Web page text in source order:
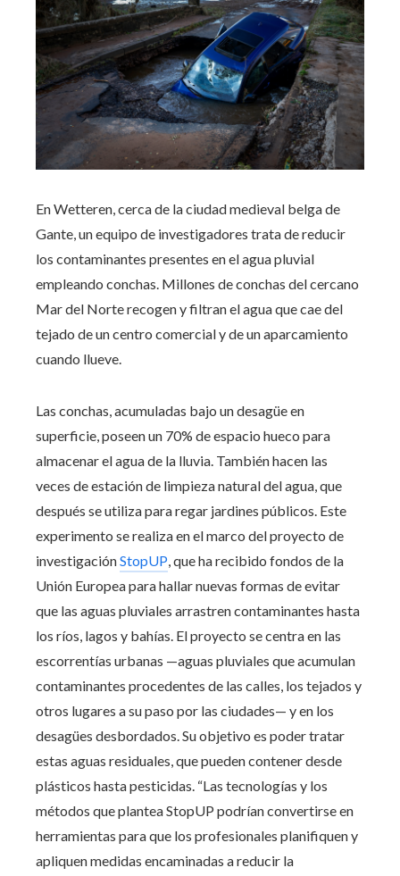
En Wetteren, cerca de la ciudad medieval belga de
Gante, un equipo de investigadores trata de reducir
los contaminantes presentes en el agua pluvial
empleando conchas. Millones de conchas del cercano
Mar del Norte recogen y filtran el agua que cae del
tejado de un centro comercial y de un aparcamiento
cuando llueve.
Las conchas, acumuladas bajo un desagüe en
superficie, poseen un 70% de espacio hueco para
almacenar el agua de la lluvia. También hacen las
veces de estación de limpieza natural del agua, que
después se utiliza para regar jardines públicos. Este
experimento se realiza en el marco del proyecto de
investigaciónStopUP, que ha recibido fondos de la
Unión Europea para hallar nuevas formas de evitar
que las aguas pluviales arrastren contaminantes hasta
los ríos, lagos y bahías. El proyecto se centra en las
escorrentías urbanas —aguas pluviales que acumulan
contaminantes procedentes de las calles, los tejados y
otros lugares a su paso por las ciudades— y en los
desagües desbordados. Su objetivo es poder tratar
estas aguas residuales, que pueden contener desde
plásticos hasta pesticidas. “Las tecnologías y los
métodos que plantea StopUP podrían convertirse en
herramientas para que los profesionales planifiquen y
apliquen medidas encaminadas a reducir la